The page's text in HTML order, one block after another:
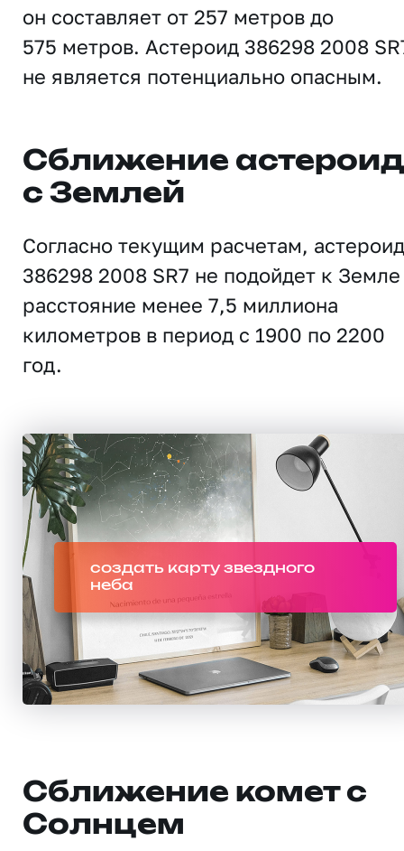
он составляет от 257 метров до
575 метров. Астероид 386298 2008
не является потенциально опасным.
Сближение
с Землей
Согласно текущим расчетам, астероид
386298 2008 SR7 не подойдет к
расстояние менее 7,5 миллиона
километров в период с 1900 по 2200
год.
создать карту звездного
неба
Сближение комет с
Солнцем